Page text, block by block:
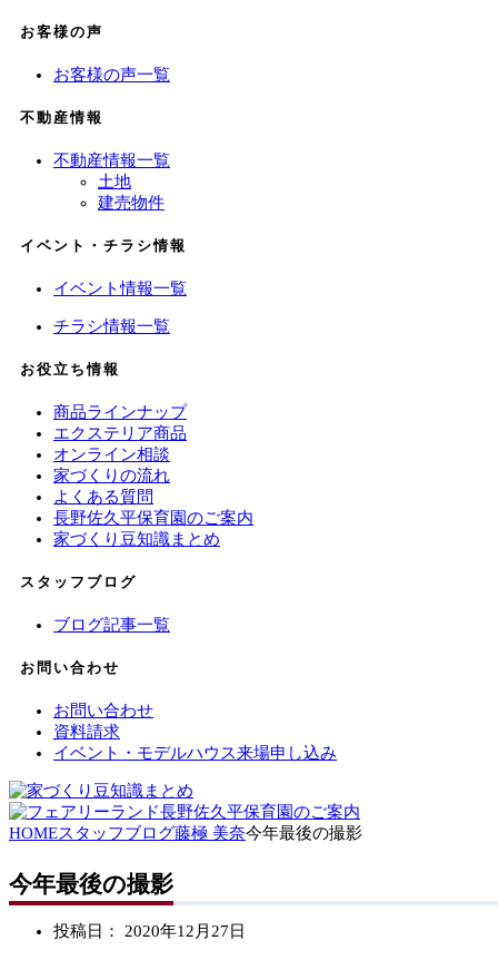
お客様の声
お客様の声一覧
不動産情報
不動産情報一覧
土地
建売物件
イベント・チラシ情報
イベント情報一覧
チラシ情報一覧
お役立ち情報
商品ラインナップ
エクステリア商品
オンライン相談
家づくりの流れ
よくある質問
長野佐久平保育園のご案内
家づくり豆知識まとめ
スタッフブログ
ブログ記事一覧
お問い合わせ
お問い合わせ
資料請求
イベント・モデルハウス来場申し込み
HOMEスタッフブログ藤極 美奈今年最後の撮影
今年最後の撮影
投稿日： 2020年12月27日